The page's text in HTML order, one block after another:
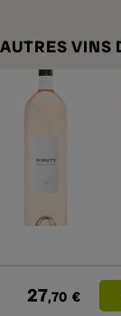
AUTRES VINS
27,70 €